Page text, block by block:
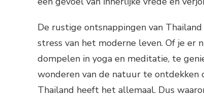
De rustige ontsnappingen van
stress van het moderne leven. Of je er
dompelen in yoga en meditatie, te
wonderen van de natuur te ontdekken
Thailand heeft het allemaal. Dus